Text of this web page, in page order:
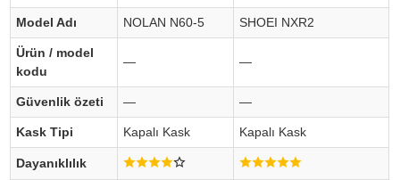
Model Adı NOLAN N60-5 SHOEI NXR2
Ürün / model
kodu
— —
Güvenlik özeti — —
Kask Tipi Kapalı Kask Kapalı Kask
Dayanıklılık